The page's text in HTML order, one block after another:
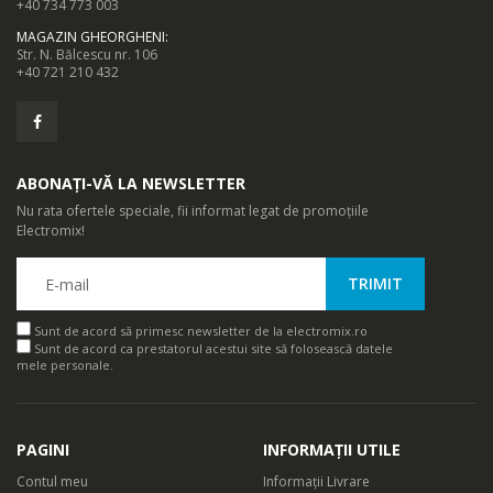
+40 734 773 003
MAGAZIN GHEORGHENI:
Str. N. Bălcescu nr. 106
+40 721 210 432
ABONAȚI-VĂ LA NEWSLETTER
Nu rata ofertele speciale, fii informat legat de promoțiile
Electromix!
Sunt de acord să primesc newsletter de la electromix.ro
Sunt de acord ca prestatorul acestui site să folosească datele
mele personale.
PAGINI
Contul meu
INFORMAȚII UTILE
Informații Livrare